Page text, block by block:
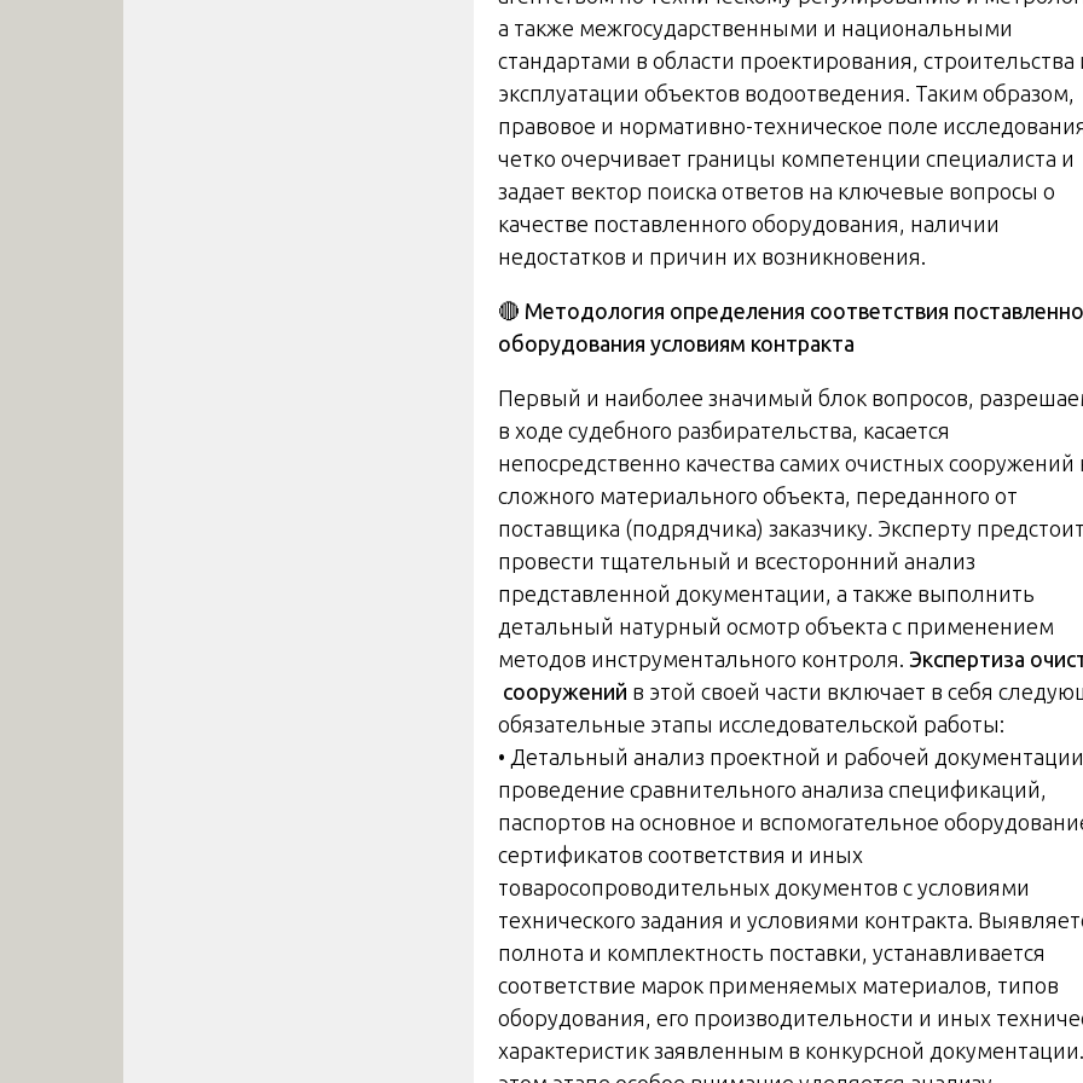
а также межгосударственными и национальными
стандартами в области проектирования, строительства
эксплуатации объектов водоотведения. Таким образом,
правовое и нормативно-техническое поле
четко очерчивает границы компетенции специалиста и
задает вектор поиска ответов на ключевые вопросы о
качестве поставленного оборудования, наличии
недостатков и причин их возникновения.
🔴 Методология определения соответствия
оборудования условиям контракта
Первый и наиболее значимый блок вопросов,
в ходе судебного разбирательства, касается
непосредственно качества самих очистных сооружений
сложного материального объекта, переданного от
поставщика (подрядчика) заказчику. Эксперту предстоит
провести тщательный и всесторонний анализ
представленной документации, а также выполнить
детальный натурный осмотр объекта с применением
методов инструментального контроля. Экспертиза
сооружений в этой своей части включает в себя
обязательные этапы исследовательской работы:
• Детальный анализ проектной и рабочей документации,
проведение сравнительного анализа спецификаций,
паспортов на основное и вспомогательное
сертификатов соответствия и иных
товаросопроводительных документов с условиями
технического задания и условиями контракта.
полнота и комплектность поставки, устанавливается
соответствие марок применяемых материалов, типов
оборудования, его производительности и иных
характеристик заявленным в конкурсной